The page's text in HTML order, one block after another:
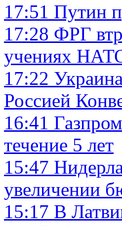
17:51 Путин
17:28 ФРГ
учениях
17:22
Россией
16:41
течение 5 лет
15:47
увеличении
15:17 В